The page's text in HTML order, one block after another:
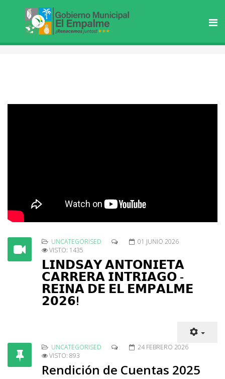
UNCATEGORISED
01 JUNIO 2026
VISTO: 1435
𝗟𝗜𝗡𝗗𝗦𝗔𝗬 𝗔𝗡𝗧𝗢𝗡𝗜𝗘𝗧𝗔
𝗖𝗔𝗥𝗥𝗘𝗥𝗔 𝗜𝗡𝗧𝗥𝗜𝗔𝗚𝗢 -
𝗥𝗘𝗜𝗡𝗔 𝗗𝗘 𝗘𝗟 𝗘𝗠𝗣𝗔𝗟𝗠𝗘
𝟮𝟬𝟮𝟲!
UNCATEGORISED
24 FEBRERO 2026
VISTO: 893
Rendición de Cuentas 2025